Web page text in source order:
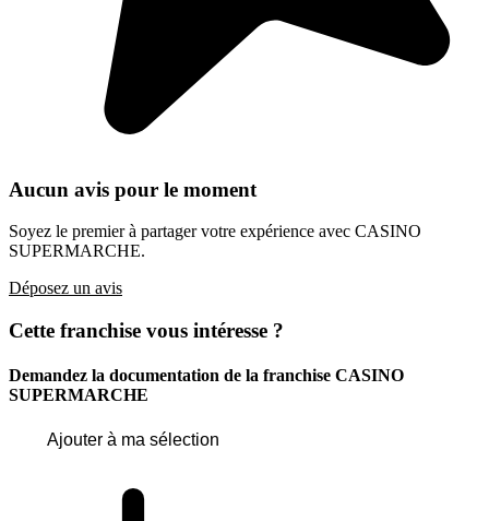
Aucun avis pour le moment
Soyez le premier à partager votre expérience avec CASINO
SUPERMARCHE.
Déposez un avis
Cette franchise vous intéresse ?
Demandez la documentation de la franchise CASINO
SUPERMARCHE
Ajouter à ma sélection